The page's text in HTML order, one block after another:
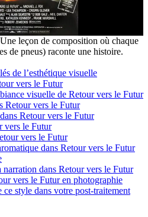
leçon de composition où chaque
de pneus) raconte une histoire.
de l’esthétique visuelle
vers le Futur
visuelle de Retour vers le Futur
Retour vers le Futur
Retour vers le Futur
vers le Futur
vers le Futur
dans Retour vers le Futur
narration dans Retour vers le Futur
vers le Futur en photographie
ce style dans votre post-traitement